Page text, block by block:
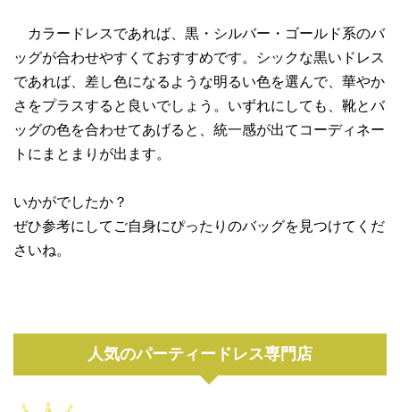
カラードレスであれば、黒・シルバー・ゴールド系のバ
ッグが合わせやすくておすすめです。シックな黒いドレス
であれば、差し色になるような明るい色を選んで、華やか
さをプラスすると良いでしょう。いずれにしても、靴とバ
ッグの色を合わせてあげると、統一感が出てコーディネー
トにまとまりが出ます。
いかがでしたか？
ぜひ参考にしてご自身にぴったりのバッグを見つけてくだ
さいね。
人気のパーティードレス専門店